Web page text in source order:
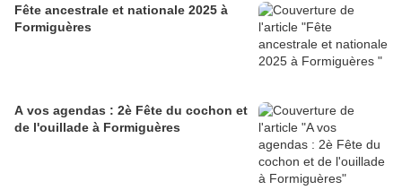
Fête ancestrale et nationale 2025 à
Formiguères
A vos agendas : 2è Fête du cochon et
de l'ouillade à Formiguères